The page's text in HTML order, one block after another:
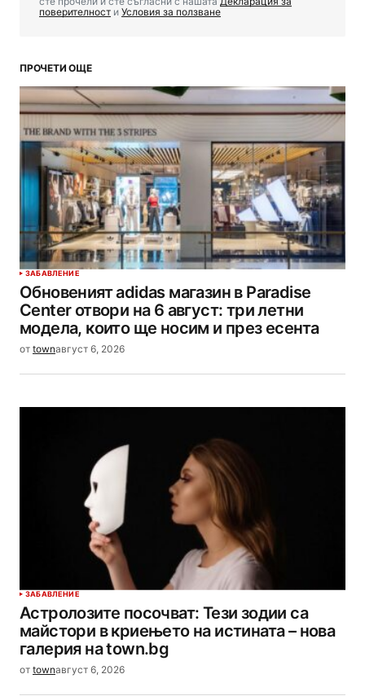
поверителност и Условия за ползване
ПРОЧЕТИ ОЩЕ
ЗАБАВЛЕНИЕ
Обновеният adidas магазин в Paradise
Center отвори на 6 август: три летни
модела, които ще носим и през есента
от townавгуст 6, 2026
ЗАБАВЛЕНИЕ
Астролозите посочват: Тези зодии са
майстори в криењето на истината – нова
галерия на town.bg
от townавгуст 6, 2026